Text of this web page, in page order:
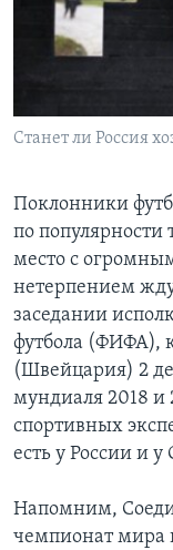
Learning English
Языки
Станет ли Россия
Поклонники
по популярности
место с
нетерпением
заседании
футбола (ФИФА),
(Швейцария) 2
мундиаля 2018
спортивных
есть у России и
Напомним,
чемпионат мира